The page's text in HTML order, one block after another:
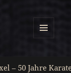
– 50 Jahre